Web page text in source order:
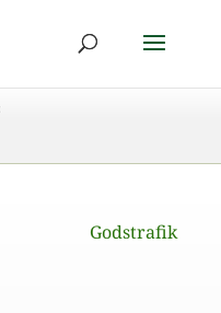
Godstrafik